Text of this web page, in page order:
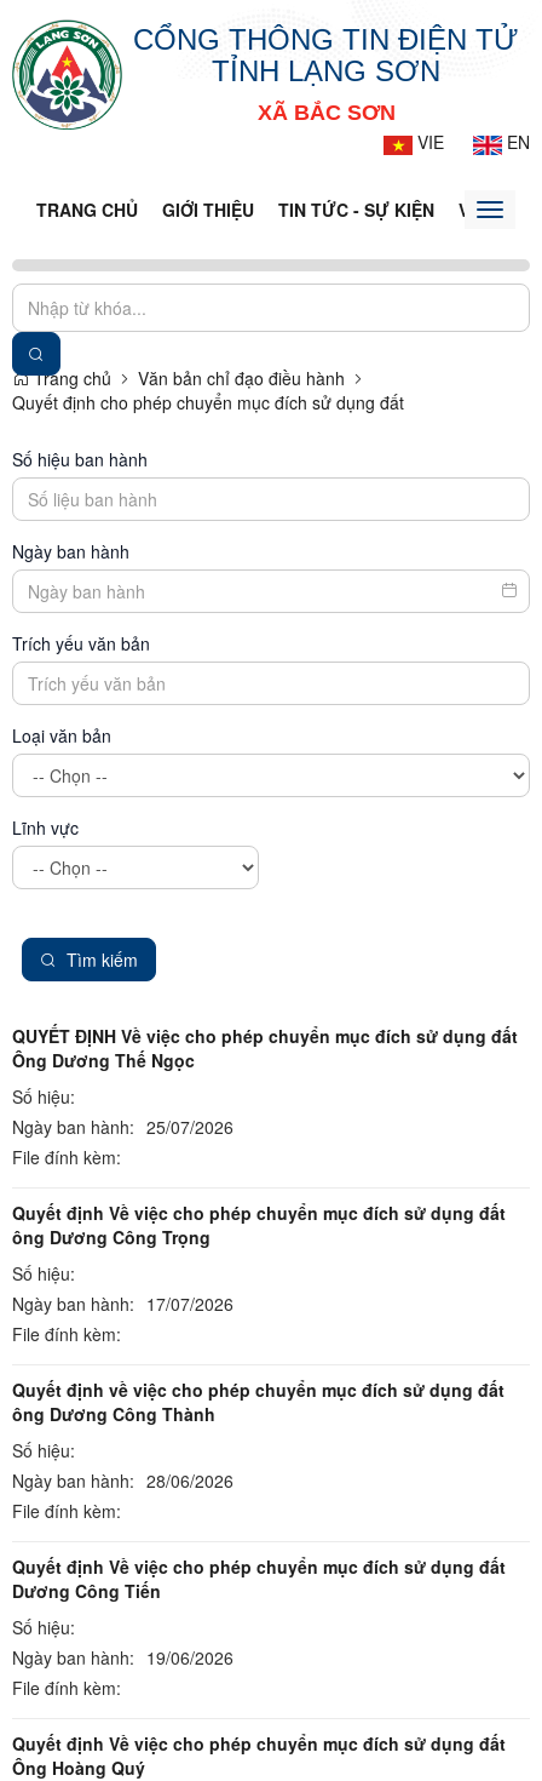
CỔNG THÔNG TIN ĐIỆN TỬ
TỈNH LẠNG SƠN
XÃ BẮC SƠN
VIE
EN
TRANG CHỦ GIỚI THIỆU TIN TỨC - SỰ KIỆN VĂN BẢN
Toggle
Trang chủ
Văn bản chỉ đạo điều hành
Quyết định cho phép chuyển mục đích sử dụng đất
Số hiệu ban hành
Ngày ban hành
Trích yếu văn bản
Loại văn bản
Lĩnh vực
Tìm kiếm
QUYẾT ĐỊNH Về việc cho phép chuyển mục đích sử dụng đất
Ông Dương Thế Ngọc
Số hiệu:
Ngày ban hành: 25/07/2026
File đính kèm:
Quyết định Về việc cho phép chuyển mục đích sử dụng đất
ông Dương Công Trọng
Số hiệu:
Ngày ban hành: 17/07/2026
File đính kèm:
Quyết định về việc cho phép chuyển mục đích sử dụng đất
ông Dương Công Thành
Số hiệu:
Ngày ban hành: 28/06/2026
File đính kèm:
Quyết định Về việc cho phép chuyển mục đích sử dụng đất
Dương Công Tiến
Số hiệu:
Ngày ban hành: 19/06/2026
File đính kèm:
Quyết định Về việc cho phép chuyển mục đích sử dụng đất
Ông Hoàng Quý